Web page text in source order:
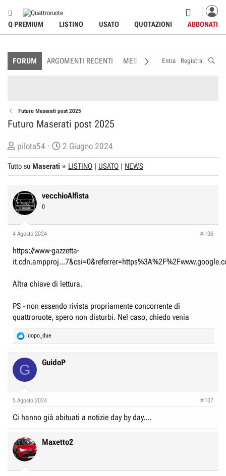
Q PREMIUM LISTINO USATO QUOTAZIONI ABBONATI
FORUM ARGOMENTI RECENTI MEDIA MEMBRI
Entra Registra
Futuro Maserati post 2025
Futuro Maserati post 2025
C
r
e
t
o
e
i
s
c
s
s
i
o
e
pilota54
D
a
t
d
z
i
2 Giugno 2024
Tutto su Maserati » LISTINO USATO NEWS
vecchioAlfista
0
4 Agosto 2024 #106
https://www-gazzetta-
Altra chiave di lettura.
PS - non essendo rivista propriamente concorrente di
quattroruote, spero non disturbi. Nel caso, chiedo venia
R
e
t
s
loopo_due
G GuidoP
5 Agosto 2024 #107
Ci hanno già abituati a notizie day by day....
Maxetto2